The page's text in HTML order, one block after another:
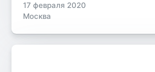
17 февраля 2020
Москва